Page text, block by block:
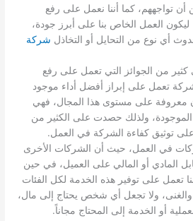
تواجههم، كما أننا نعمل على رفع
ليكون العمل الخاص بنا على أبرز جودة،
أي نوع من التحايل أو التخاذل شركة
من الجوائز التي تعمل على رفع
تعمل على إبراز أفضل أداء موجود
معروفة على مستوى هذا المجال، فهي
ولذلك حصدت على الكثير من
توثيق كفاءة الشركة في العمل.
في العمل، حيث أن الشركات الأخرى
المادي أو المالي على العميل، في حين
تعمل على توفير هذه الخدمة لكل الفئات
والغنى، ولا تجعل أي شخص يحتاج إلى مال،
أو الخدمة إلى المحتاج مجاناً.